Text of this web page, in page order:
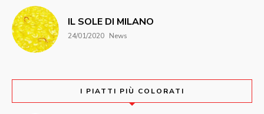
IL SOLE DI MILANO
24/01/2020 News
I PIATTI PIÙ COLORATI